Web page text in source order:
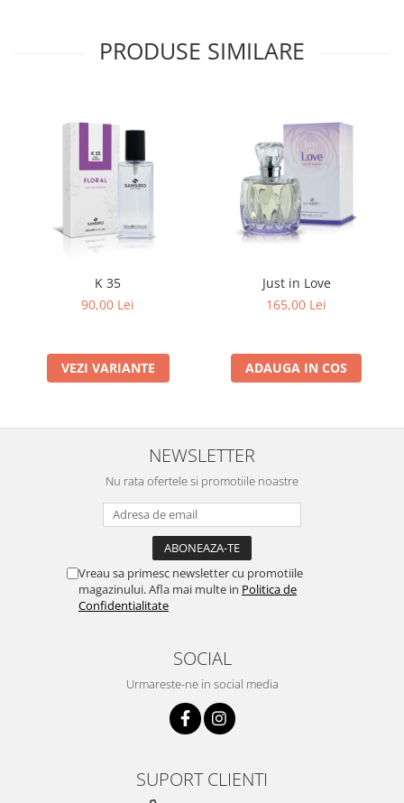
PRODUSE SIMILARE
K 35
90,00 Lei
VEZI VARIANTE
Just in Love
165,00 Lei
ADAUGA IN COS
NEWSLETTER
Nu rata ofertele si promotiile noastre
Vreau sa primesc newsletter cu promotiile
magazinului. Afla mai multe in Politica de
Confidentialitate
SOCIAL
Urmareste-ne in social media
SUPORT CLIENTI